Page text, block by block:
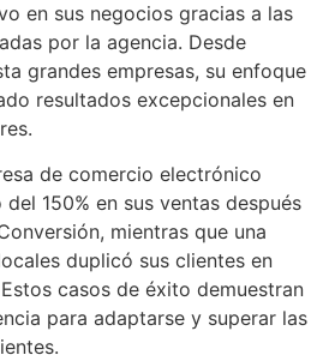
en sus negocios gracias a las
por la agencia. Desde
grandes empresas, su enfoque
resultados excepcionales en
de comercio electrónico
150% en sus ventas después
mientras que una
duplicó sus clientes en
casos de éxito demuestran
para adaptarse y superar las